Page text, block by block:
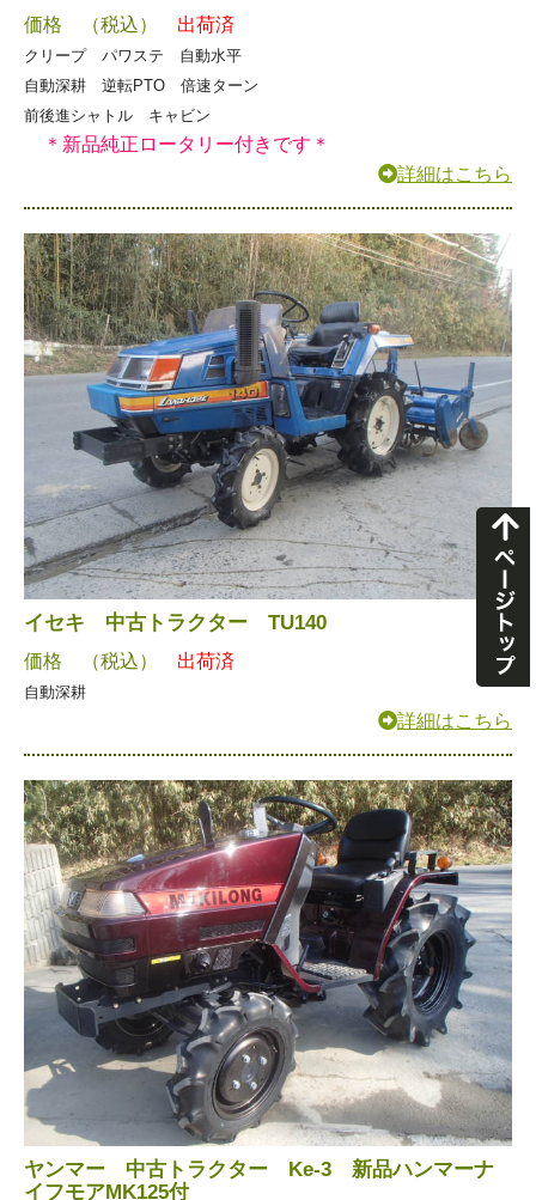
価格 （税込） 出荷済
クリープ パワステ 自動水平
自動深耕 逆転PTO 倍速ターン
前後進シャトル キャビン
＊新品純正ロータリー付きです＊
詳細はこちら
イセキ 中古トラクター TU140
価格 （税込） 出荷済
自動深耕
詳細はこちら
ヤンマー 中古トラクター Ke-3 新品ハンマーナ
イフモアMK125付